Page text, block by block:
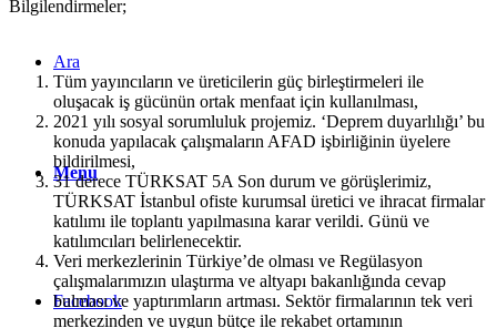
Ara
Menu
Facebook
Bilgilendirmeler;
Tüm yayıncıların ve üreticilerin güç birleştirmeleri ile
oluşacak iş gücünün ortak menfaat için kullanılması,
2021 yılı sosyal sorumluluk projemiz. ‘Deprem duyarlılığı’ bu
konuda yapılacak çalışmaların AFAD işbirliğinin üyelere
bildirilmesi,
31 derece TÜRKSAT 5A Son durum ve görüşlerimiz,
TÜRKSAT İstanbul ofiste kurumsal üretici ve ihracat firmalar
katılımı ile toplantı yapılmasına karar verildi. Günü ve
katılımcıları belirlenecektir.
Veri merkezlerinin Türkiye’de olması ve Regülasyon
çalışmalarımızın ulaştırma ve altyapı bakanlığında cevap
bulması ve yaptırımların artması. Sektör firmalarının tek veri
merkezinden ve uygun bütçe ile rekabet ortamının